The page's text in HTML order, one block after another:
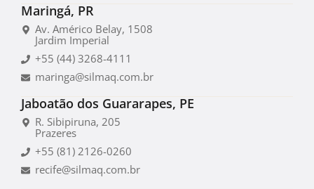
Maringá, PR
Av. Américo Belay, 1508
Jardim Imperial
+55 (44) 3268-4111
maringa@silmaq.com.br
Jaboatão dos Guararapes, PE
R. Sibipiruna, 205
Prazeres
+55 (81) 2126-0260
recife@silmaq.com.br